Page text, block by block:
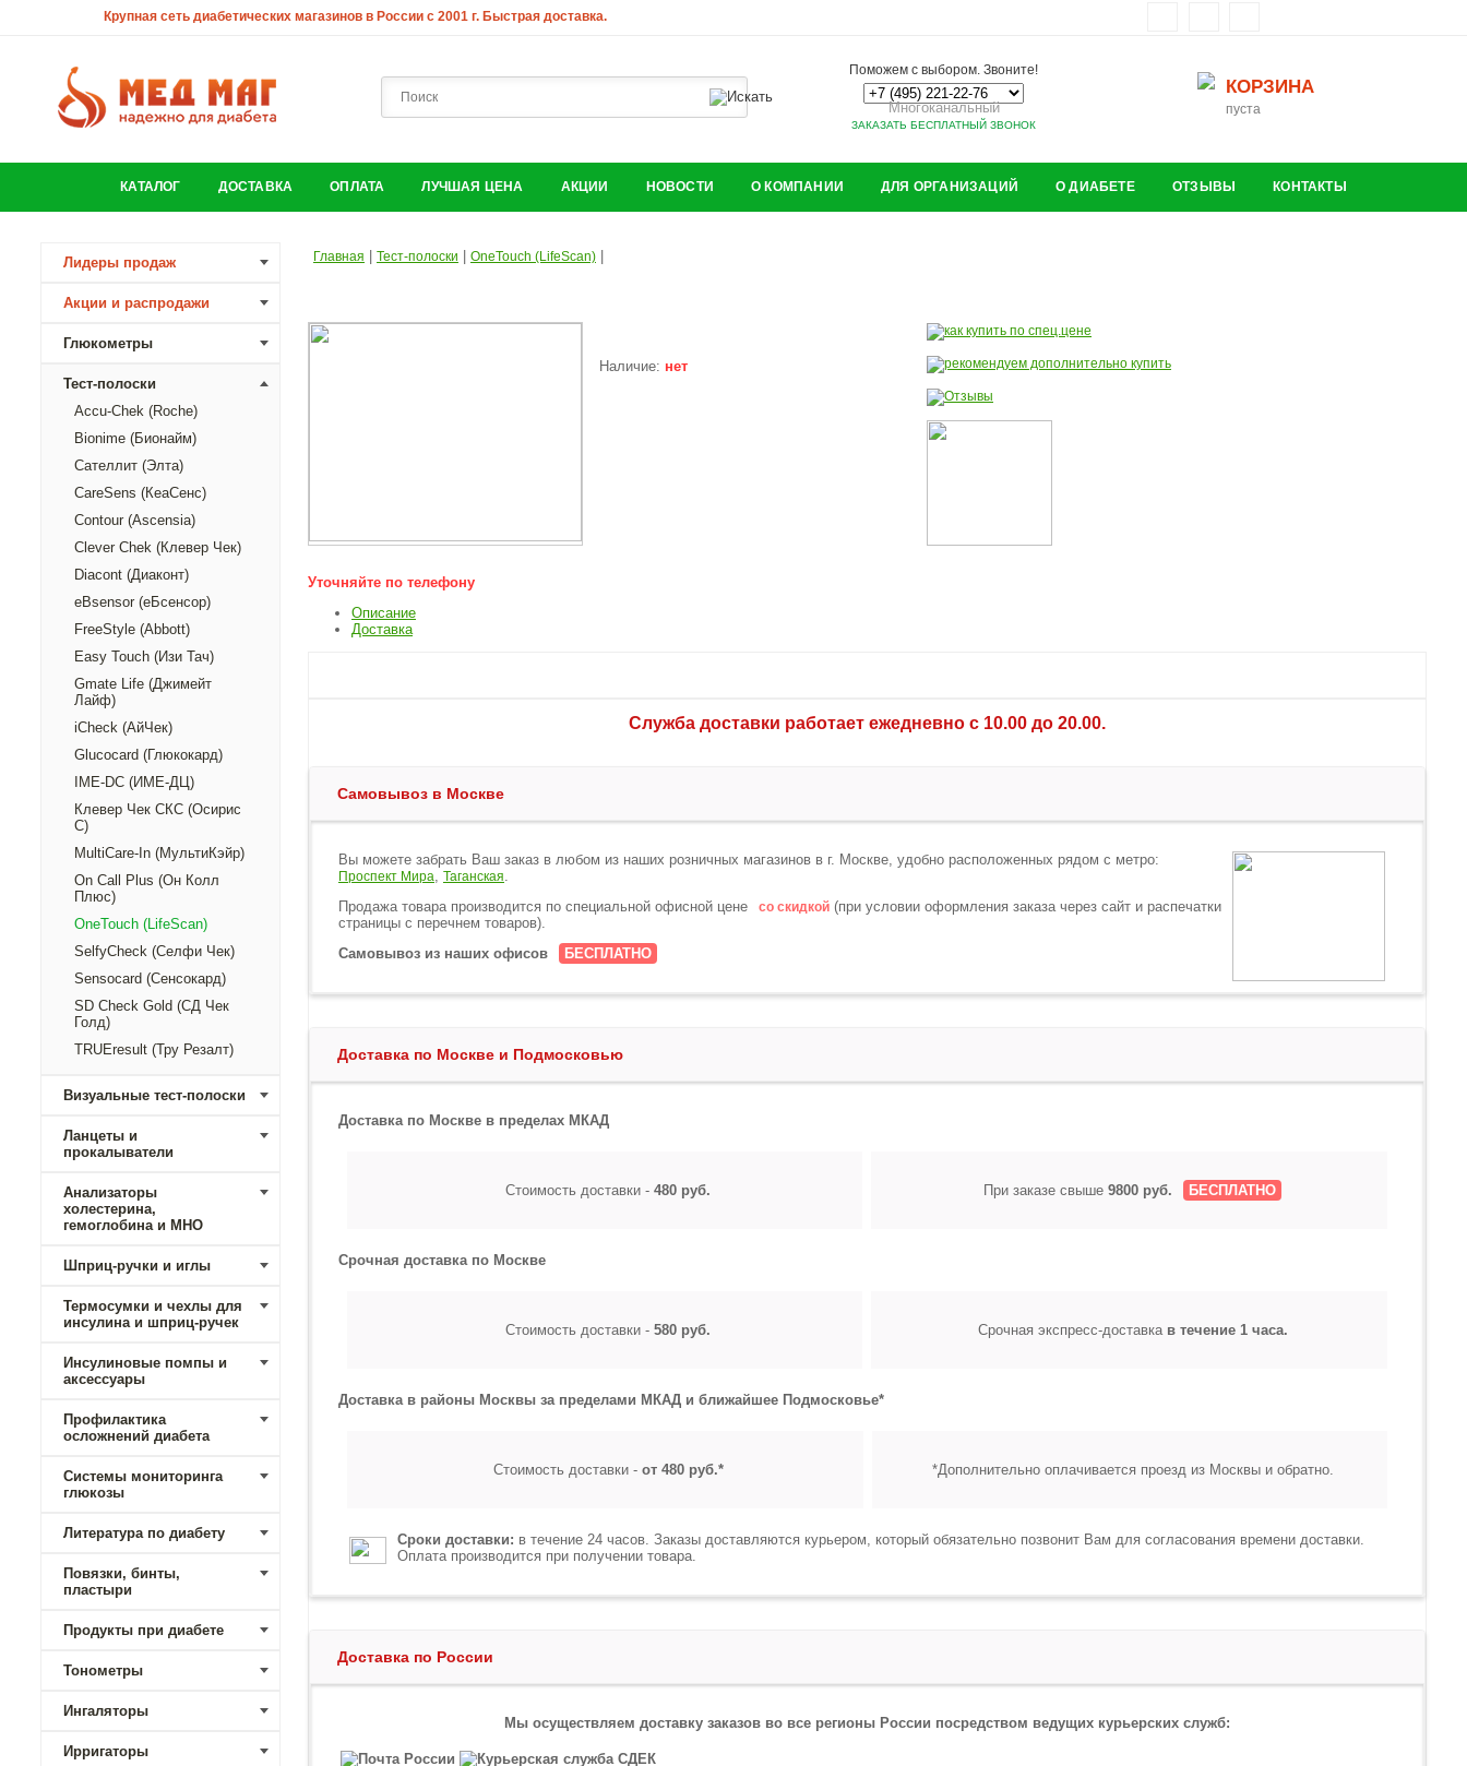
Крупная сеть диабетических магазинов в России с 2001 г. Быстрая доставка.
Поможем с выбором. Звоните!
Многоканальный
ЗАКАЗАТЬ БЕСПЛАТНЫЙ ЗВОНОК
КОРЗИНА
пуста
КАТАЛОГ ДОСТАВКА ОПЛАТА ЛУЧШАЯ ЦЕНА АКЦИИ НОВОСТИ О КОМПАНИИ ДЛЯ ОРГАНИЗАЦИЙ О ДИАБЕТЕ ОТЗЫВЫ КОНТАКТЫ
Лидеры продаж
Акции и распродажи
Глюкометры
Тест-полоски
Accu-Chek (Roche)
Bionime (Бионайм)
Сателлит (Элта)
CareSens (КеаСенс)
Contour (Ascensia)
Clever Chek (Клевер Чек)
Diacont (Диаконт)
eBsensor (еБсенсор)
FreeStyle (Abbott)
Easy Touch (Изи Тач)
Gmate Life (Джимейт
Лайф)
iCheck (АйЧек)
Glucocard (Глюкокард)
IME-DC (ИМЕ-ДЦ)
Клевер Чек СКС (Осирис
С)
MultiCare-In (МультиКэйр)
On Call Plus (Он Колл
Плюс)
OneTouch (LifeScan)
SelfyCheck (Селфи Чек)
Sensocard (Сенсокард)
SD Check Gold (СД Чек
Голд)
TRUEresult (Тру Резалт)
Визуальные тест-полоски
Ланцеты и
прокалыватели
Анализаторы
холестерина,
гемоглобина и МНО
Шприц-ручки и иглы
Термосумки и чехлы для
инсулина и шприц-ручек
Инсулиновые помпы и
аксессуары
Профилактика
осложнений диабета
Системы мониторинга
глюкозы
Литература по диабету
Повязки, бинты,
пластыри
Продукты при диабете
Тонометры
Ингаляторы
Ирригаторы
Главная Тест-полоски OneTouch (LifeScan)
Наличие: нет
Уточняйте по телефону
Описание
Доставка
Служба доставки работает ежедневно с 10.00 до 20.00.
Самовывоз в Москве
Вы можете забрать Ваш заказ в любом из наших розничных магазинов в г. Москве, удобно расположенных рядом с метро:
Проспект Мира, Таганская.
Продажа товара производится по специальной офисной цене
со скидкой (при условии оформления заказа через сайт и распечатки
страницы с перечнем товаров).
Самовывоз из наших офисов
БЕСПЛАТНО
Доставка по Москве и Подмосковью
Доставка по Москве в пределах МКАД
Стоимость доставки - 480 руб. При заказе свыше 9800 руб. БЕСПЛАТНО
Срочная доставка по Москве
Стоимость доставки - 580 руб. Срочная экспресс-доставка в течение 1 часа.
Доставка в районы Москвы за пределами МКАД и ближайшее Подмосковье*
Стоимость доставки - от 480 руб.* *Дополнительно оплачивается проезд из Москвы и обратно.
Сроки доставки: в течение 24 часов. Заказы доставляются курьером, который обязательно позвонит Вам для согласования времени доставки.
Оплата производится при получении товара.
Доставка по России
Мы осуществляем доставку заказов во все регионы России посредством ведущих курьерских служб: